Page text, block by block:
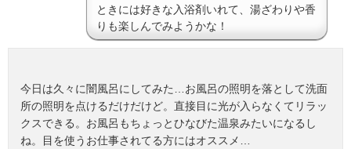
ときには好きな入浴剤いれて、湯ざわりや香
りも楽しんでみようかな！
今日は久々に闇風呂にしてみた…お風呂の照明を落として洗面
所の照明を点けるだけだけど。直接目に光が入らなくてリラッ
クスできる。お風呂もちょっとひなびた温泉みたいになるし
ね。目を使うお仕事されてる方にはオススメ…